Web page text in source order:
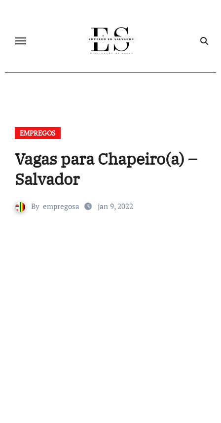
EMPREGOS
Vagas para Chapeiro(a) –
Salvador
By empregosa jan 9, 2022